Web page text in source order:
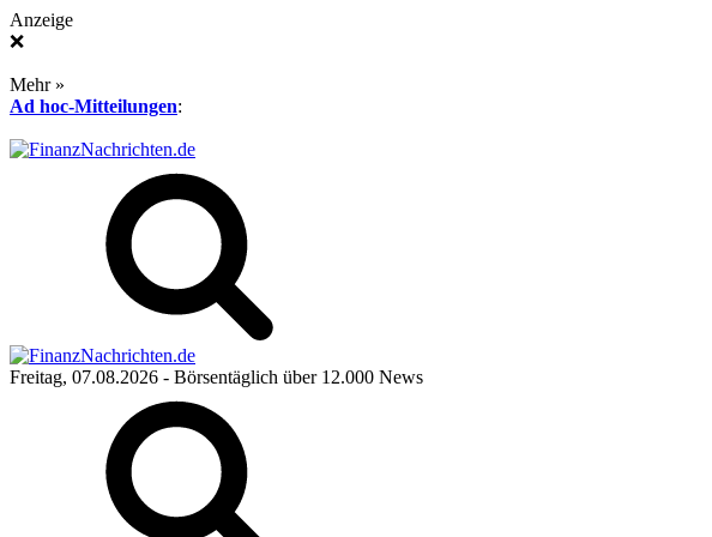
Anzeige
❌
Mehr »
Ad hoc-Mitteilungen:
Freitag, 07.08.2026 - Börsentäglich über 12.000 News